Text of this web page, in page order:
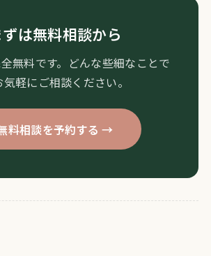
ずは無料相談から
無料です。どんな些細なことで
気軽にご相談ください。
料相談を予約する →